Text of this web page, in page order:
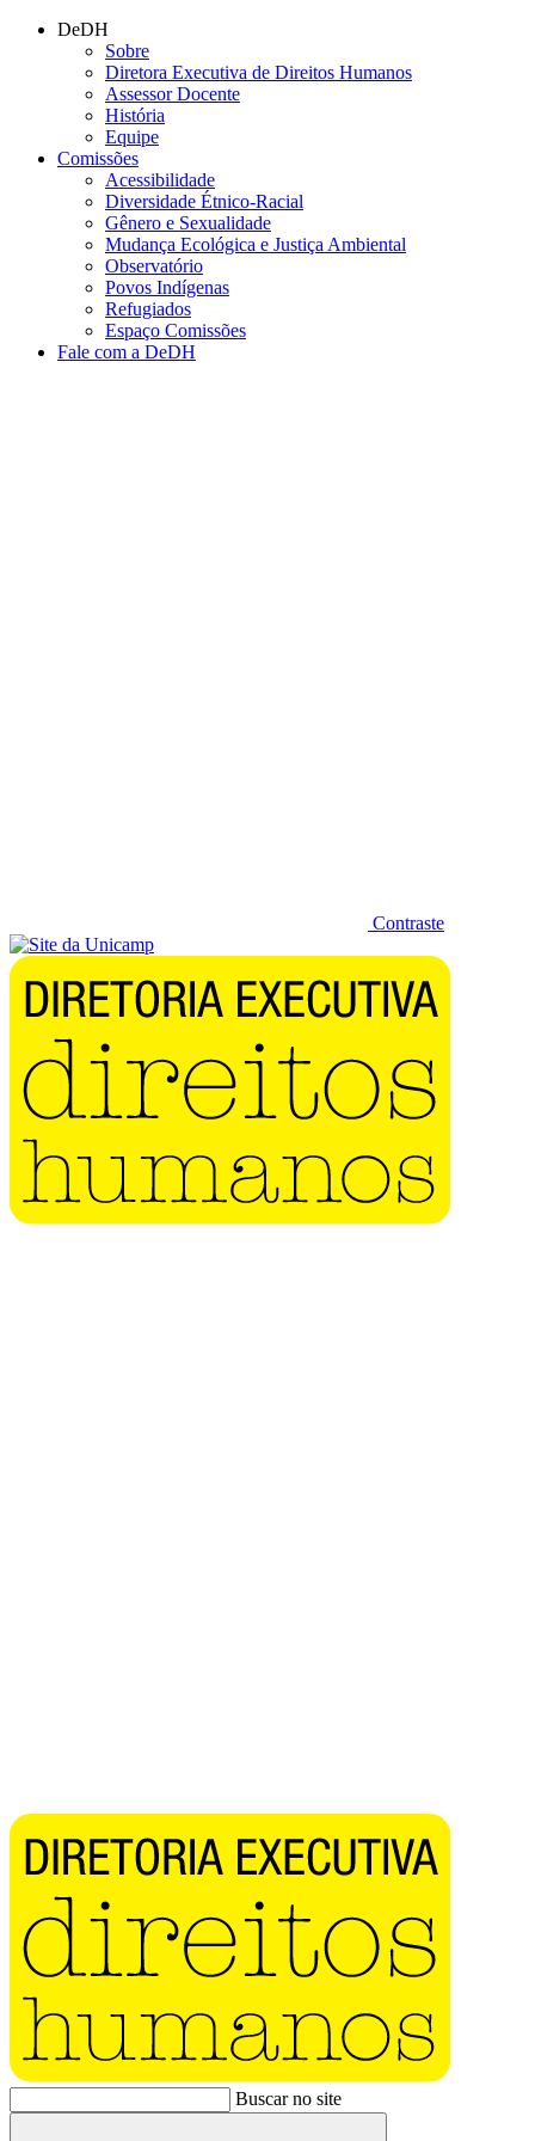
Conteúdo principal
DeDH
Sobre
Diretora Executiva de Direitos Humanos
Assessor Docente
História
Equipe
Comissões
Acessibilidade
Diversidade Étnico-Racial
Gênero e Sexualidade
Mudança Ecológica e Justiça Ambiental
Observatório
Povos Indígenas
Refugiados
Espaço Comissões
Fale com a DeDH
Contraste
Buscar no site